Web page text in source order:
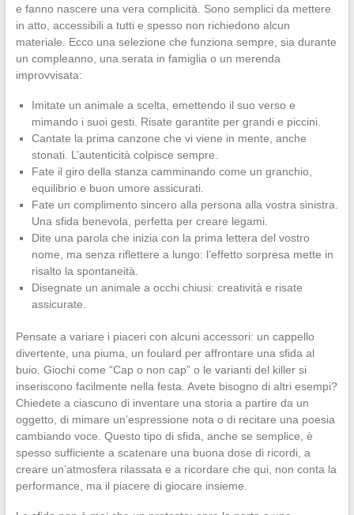
e fanno nascere una vera complicità. Sono semplici da mettere
in atto, accessibili a tutti e spesso non richiedono alcun
materiale. Ecco una selezione che funziona sempre, sia durante
un compleanno, una serata in famiglia o un merenda
improvvisata:
Imitate un animale a scelta, emettendo il suo verso e
mimando i suoi gesti. Risate garantite per grandi e piccini.
Cantate la prima canzone che vi viene in mente, anche
stonati. L’autenticità colpisce sempre.
Fate il giro della stanza camminando come un granchio,
equilibrio e buon umore assicurati.
Fate un complimento sincero alla persona alla vostra sinistra.
Una sfida benevola, perfetta per creare legami.
Dite una parola che inizia con la prima lettera del vostro
nome, ma senza riflettere a lungo: l’effetto sorpresa mette in
risalto la spontaneità.
Disegnate un animale a occhi chiusi: creatività e risate
assicurate.
Pensate a variare i piaceri con alcuni accessori: un cappello
divertente, una piuma, un foulard per affrontare una sfida al
buio. Giochi come “Cap o non cap” o le varianti del killer si
inseriscono facilmente nella festa. Avete bisogno di altri esempi?
Chiedete a ciascuno di inventare una storia a partire da un
oggetto, di mimare un’espressione nota o di recitare una poesia
cambiando voce. Questo tipo di sfida, anche se semplice, è
spesso sufficiente a scatenare una buona dose di ricordi, a
creare un’atmosfera rilassata e a ricordare che qui, non conta la
performance, ma il piacere di giocare insieme.